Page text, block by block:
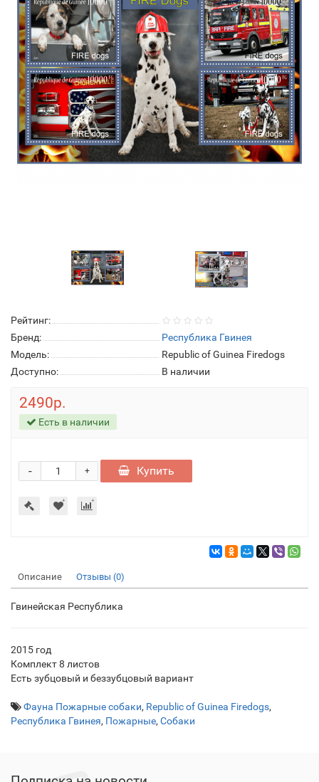
Рейтинг:
Бренд:
Республика Гвинея
Модель:
Republic of Guinea Firedogs
Доступно:
В наличии
2490р.
Есть в наличии
+
- Купить
Описание Отзывы (0)
Гвинейская Республика
2015 год
Комплект 8 листов
Есть зубцовый и беззубцовый вариант
Фауна Пожарные собаки, Republic of Guinea Firedogs,
Республика Гвинея, Пожарные, Собаки